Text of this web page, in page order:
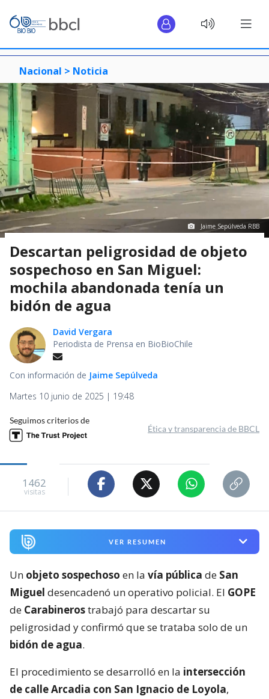
Nacional > Noticia
Jaime Sepúlveda RBB
Descartan peligrosidad de objeto
sospechoso en San Miguel:
mochila abandonada tenía un
bidón de agua
David Vergara
Periodista de Prensa en BioBioChile
Con información de Jaime Sepúlveda
Martes 10 junio de 2025 | 19:48
Seguimos criterios de
Ética y transparencia de BBCL
1462
visitas
VER RESUMEN
Un objeto sospechoso en la vía pública de San
Miguel desencadenó un operativo policial. El GOPE
de Carabinerostrabajó para descartar su
peligrosidad y confirmó que se trataba solo de un
bidón de agua.
El procedimiento se desarrolló en la intersección
de calle Arcadia con San Ignacio de Loyola,